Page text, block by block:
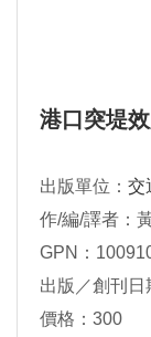
港口突堤
出版單位： 交
作/編/譯者：
GPN：
出版／創刊日
價格：300